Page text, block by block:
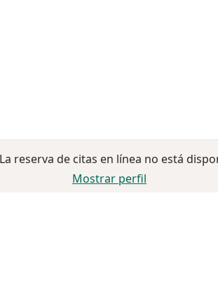
La reserva de citas en línea no está
Mostrar perfil